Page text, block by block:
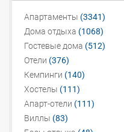
Апартаменты (3341)
Дома отдыха (1068)
Гостевые дома (512)
Отели (376)
Кемпинги (140)
Хостелы (111)
Апарт-отели (111)
Виллы (83)